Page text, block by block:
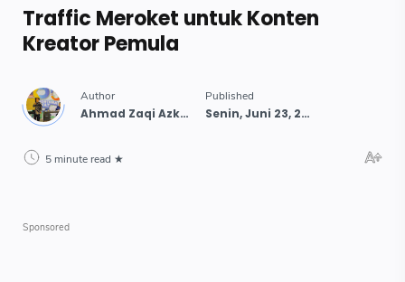
Traffic Meroket untuk Konten
Kreator Pemula
5 minute read